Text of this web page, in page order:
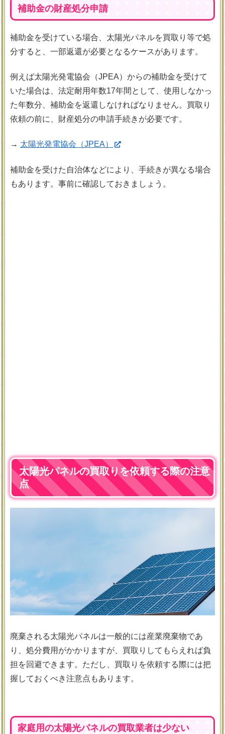
補助金の財産処分申請
補助金を受けている場合、太陽光パネルを買取り等で処
分すると、一部返還が必要となるケースがあります。
例えば太陽光発電協会（JPEA）からの補助金を受けて
いた場合は、法定耐用年数17年間として、使用しなかっ
た年数分、補助金を返還しなければなりません。買取り
依頼の前に、財産処分の申請手続きが必要です。
→ 太陽光発電協会（JPEA）
補助金を受けた自治体などにより、手続きが異なる場合
もあります。事前に確認しておきましょう。
太陽光パネルの買取りを依頼する際の注意
点
廃棄される太陽光パネルは一般的には産業廃棄物であ
り、処分費用がかかりますが、買取りしてもらえれば負
担を回避できます。ただし、買取りを依頼する際には把
握しておくべき注意点もあります。
家庭用の太陽光パネルの買取業者は少ない